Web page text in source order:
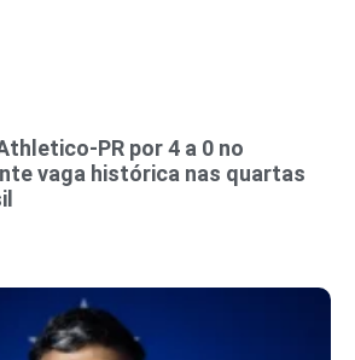
PR por 4 a 0 no
vaga histórica nas quartas